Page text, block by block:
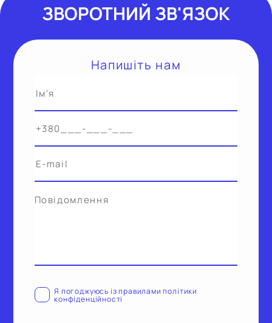
ЗВОРОТНИЙ ЗВ'ЯЗОК
Напишiть нам
Я погоджуюсь iз правилами полiтики
конфiденцiйностi